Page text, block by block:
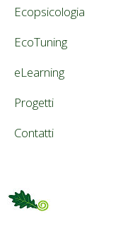
Ecopsicologia
EcoTuning
eLearning
Progetti
Contatti